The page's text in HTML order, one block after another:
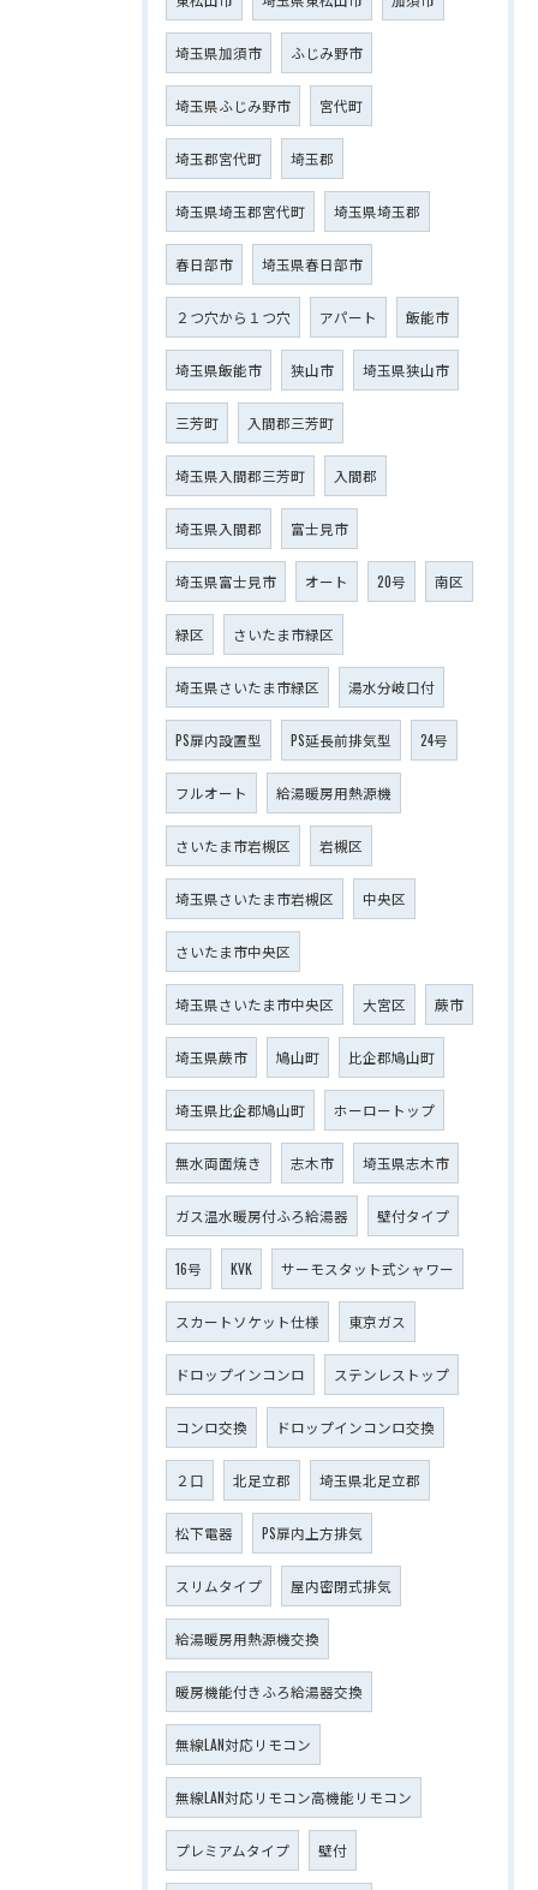
埼玉県加須市 ふじみ野市
埼玉県ふじみ野市 宮代町
埼玉郡宮代町 埼玉郡
埼玉県埼玉郡宮代町 埼玉県埼玉郡
春日部市 埼玉県春日部市
２つ穴から１つ穴 アパート 飯能市
埼玉県飯能市 狭山市 埼玉県狭山市
三芳町 入間郡三芳町
埼玉県入間郡三芳町 入間郡
埼玉県入間郡 富士見市
埼玉県富士見市 オート 20号 南区
緑区 さいたま市緑区
埼玉県さいたま市緑区 湯水分岐口付
PS扉内設置型 PS延長前排気型 24号
フルオート 給湯暖房用熱源機
さいたま市岩槻区 岩槻区
埼玉県さいたま市岩槻区 中央区
さいたま市中央区
埼玉県さいたま市中央区 大宮区 蕨市
埼玉県蕨市 鳩山町 比企郡鳩山町
埼玉県比企郡鳩山町 ホーロートップ
無水両面焼き 志木市 埼玉県志木市
ガス温水暖房付ふろ給湯器 壁付タイプ
16号 KVK サーモスタット式シャワー
スカートソケット仕様 東京ガス
ドロップインコンロ ステンレストップ
コンロ交換 ドロップインコンロ交換
２口 北足立郡 埼玉県北足立郡
松下電器 PS扉内上方排気
スリムタイプ 屋内密閉式排気
給湯暖房用熱源機交換
暖房機能付きふろ給湯器交換
無線LAN対応リモコン
無線LAN対応リモコン高機能リモコン
プレミアムタイプ 壁付